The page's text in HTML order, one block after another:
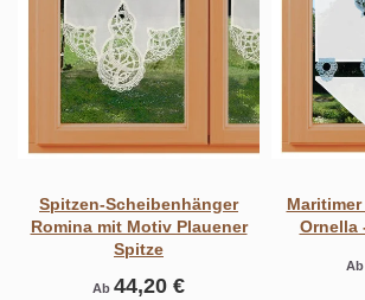
Spitzen-Scheibenhänger
Romina mit Motiv Plauener
Spitze
Ab 44,20 €
Ornella
Ab